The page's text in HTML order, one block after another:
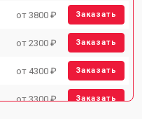
от 3800 ₽ Заказать
от 2300 ₽ Заказать
от 4300 ₽ Заказать
от 3300 ₽ Заказать